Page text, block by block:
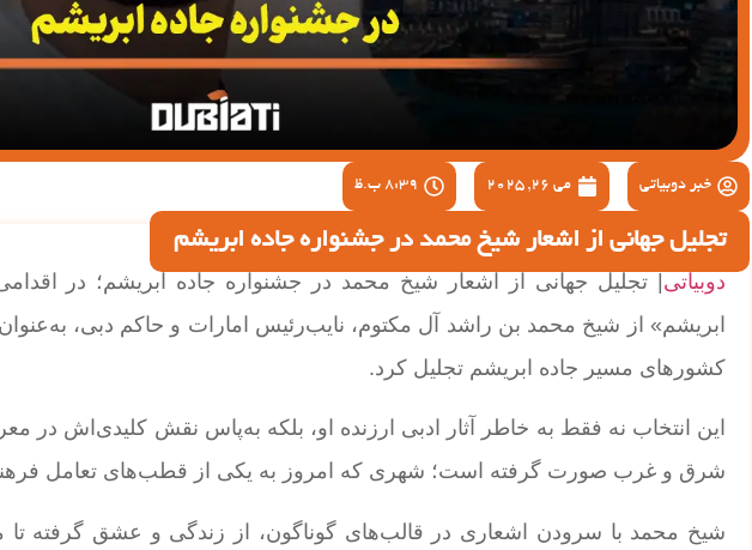
خبر دوبیاتی می 26, 2025 8:39 ب.ظ
تجلیل جهانی از اشعار شیخ محمد در جشنواره جاده ابریشم
دوبیاتی | تجلیل جهانی از اشعار شیخ محمد در جشنواره جاده ابریشم؛ در
ابریشم» از شیخ محمد بن راشد آل مکتوم، نایب‌رئیس امارات و حاکم دبی،
کشورهای مسیر جاده ابریشم تجلیل کرد.
این انتخاب نه فقط به خاطر آثار ادبی ارزنده او، بلکه به‌پاس نقش کلیدی‌اش در
شرق و غرب صورت گرفته است؛ شهری که امروز به یکی از قطب‌های تعامل
شیخ محمد با سرودن اشعاری در قالب‌های گوناگون، از زندگی و عشق گرفته تا